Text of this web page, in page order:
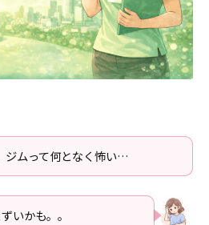
ジムって何となく怖い…
いかも。。